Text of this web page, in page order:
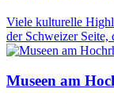
Viele kulturelle
der Schweizer
Museen am